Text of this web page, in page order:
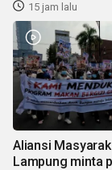
15 jam lalu
Aliansi
Lampung minta